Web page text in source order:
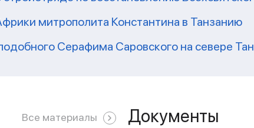
митрополита Константина в Танзанию
Серафима Саровского на севере
Все материалы Документы